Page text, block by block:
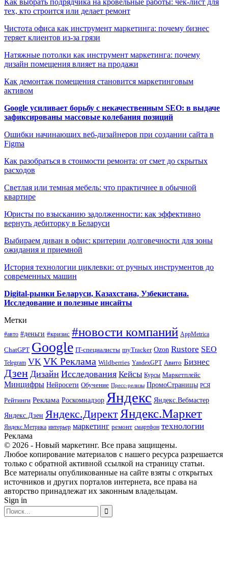
тех, кто строится или делает ремонт
Чистота офиса как инструмент маркетинга: почему бизнес
теряет клиентов из-за грязи
Натяжные потолки как инструмент маркетинга: почему
дизайн помещения влияет на продажи
Как демонтаж помещения становится маркетинговым
активом
Google усиливает борьбу с некачественным SEO: в выдаче
зафиксированы массовые колебания позиций
Ошибки начинающих веб-дизайнеров при создании сайта в
Figma
Как разобраться в стоимости ремонта: от смет до скрытых
расходов
Светлая или темная мебель: что практичнее в обычной
квартире
Юристы по взысканию задолженности: как эффективно
вернуть дебиторку в Беларуси
Выбираем диван в офис: критерии долговечности для зоны
ожидания и приемной
История технологии циклевки: от ручных инструментов до
современных машин
Digital-рынки Беларуси, Казахстана, Узбекистана.
Исследование и полезные инсайты
Метки
#авто #деньги #кризис #новости компаний AppMetrica
ChatGPT Google IT-специалисты myTracker Ozon Rustore SEO
Telegram VK VK Реклама Wildberries YandexGPT Авито Бизнес
Дзен Дизайн Исследования Кейсы Курсы Маркетплейс
Минцифры Нейросети Обучение Пресс-релизы ПромоСтраницы РСЯ
Рейтинги Реклама Роскомнадзор Яндекс Яндекс.Вебмастер
Яндекс.Дзен Яндекс.ДиректЯндекс.Маркет
Яндекс.Метрика интерьер маркетинг ремонт смартфон технологии
Реклама
© 2026 - Новый маркетинг. Все права защищены.
Любое копирование материалов с нашего ресурса разрешается
только с обратной активной ссылкой на страницу статьи.
Все материалы опубликованные на сайте взяты с открытых
источников и других порталов интернета, все права на
авторство принадлежат их законным владельцам.
Sign in